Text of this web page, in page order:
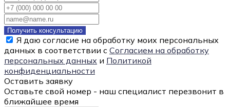
Получить консультацию
Я даю согласие на обработку моих персональных
данных в соответствии с Согласием на обработку
персональных данных и Политикой
конфиденциальности
Оставить заявку
Оставьте свой номер - наш специалист перезвонит в
ближайшее время